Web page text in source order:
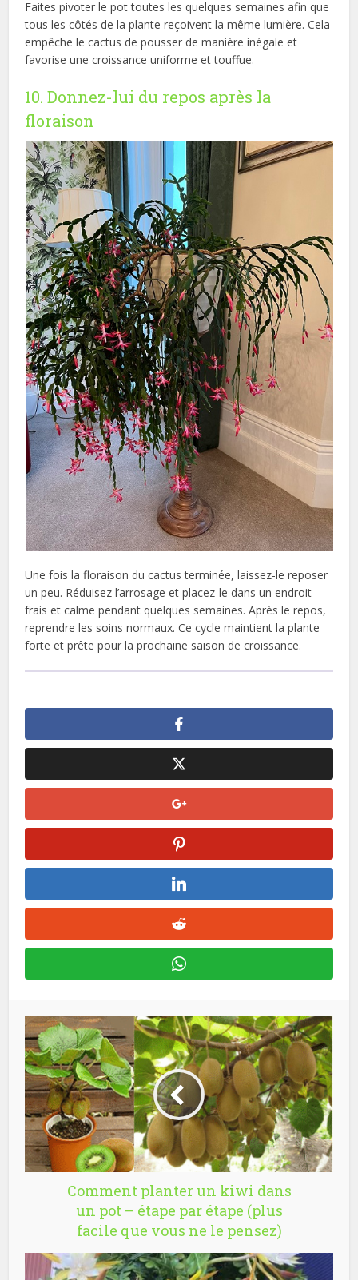
Faites pivoter le pot toutes les quelques semaines afin que
tous les côtés de la plante reçoivent la même lumière. Cela
empêche le cactus de pousser de manière inégale et
favorise une croissance uniforme et touffue.
10. Donnez-lui du repos après la
floraison
Une fois la floraison du cactus terminée, laissez-le reposer
un peu. Réduisez l’arrosage et placez-le dans un endroit
frais et calme pendant quelques semaines. Après le repos,
reprendre les soins normaux. Ce cycle maintient la plante
forte et prête pour la prochaine saison de croissance.
Comment planter un kiwi dans
un pot – étape par étape (plus
facile que vous ne le pensez)